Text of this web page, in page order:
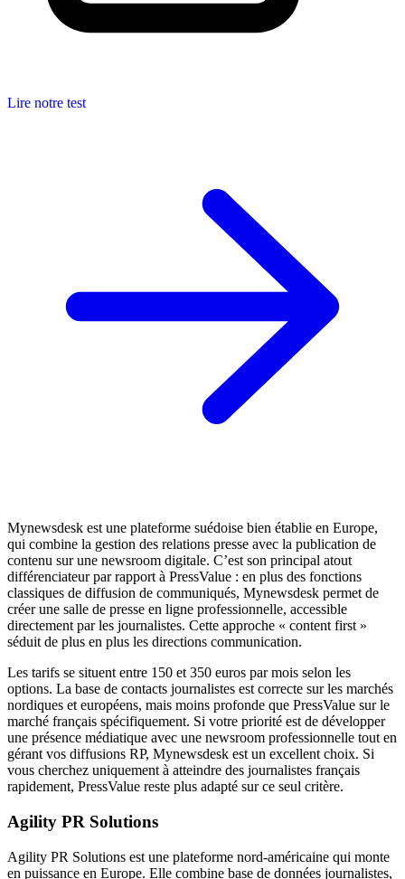
Lire notre test
Mynewsdesk est une plateforme suédoise bien établie en Europe,
qui combine la gestion des relations presse avec la publication de
contenu sur une newsroom digitale. C’est son principal atout
différenciateur par rapport à PressValue : en plus des fonctions
classiques de diffusion de communiqués, Mynewsdesk permet de
créer une salle de presse en ligne professionnelle, accessible
directement par les journalistes. Cette approche « content first »
séduit de plus en plus les directions communication.
Les tarifs se situent entre 150 et 350 euros par mois selon les
options. La base de contacts journalistes est correcte sur les marchés
nordiques et européens, mais moins profonde que PressValue sur le
marché français spécifiquement. Si votre priorité est de développer
une présence médiatique avec une newsroom professionnelle tout en
gérant vos diffusions RP, Mynewsdesk est un excellent choix. Si
vous cherchez uniquement à atteindre des journalistes français
rapidement, PressValue reste plus adapté sur ce seul critère.
Agility PR Solutions
Agility PR Solutions est une plateforme nord-américaine qui monte
en puissance en Europe. Elle combine base de données journalistes,